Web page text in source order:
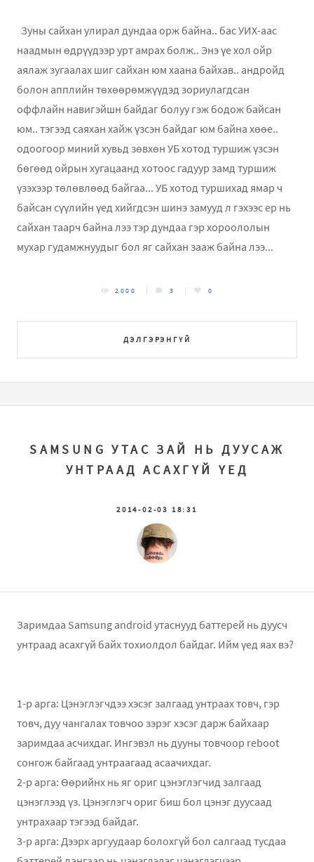
Зуны сайхан улирал дундаа орж байна.. бас УИХ-аас
наадмын өдрүүдээр урт амрах болж.. Энэ үе хол ойр
аялаж зугаалах шиг сайхан юм хаана байхав.. андройд
болон апплийн төхөөрөмжүүдэд зориулагдсан
оффлайн навигэйшн байдаг болуу гэж бодож байсан
юм.. тэгээд саяхан хайж үзсэн байдаг юм байна хөөе..
одоогоор миний хувьд зөвхөн УБ хотод туршиж үзсэн
бөгөөд ойрын хугацаанд хотоос гадуур замд туршиж
үзэхээр төлөвлөөд байгаа... УБ хотод туршихад ямар ч
байсан сүүлийн үед хийгдсэн шинэ замууд л гэхээс ер нь
сайхан таарч байна лээ тэр дундаа гэр хороололын
мухар гудамжнуудыг бол яг сайхан зааж байна лээ...
ДЭЛГЭРЭНГҮЙ
2000 3 0
SAMSUNG УТАС ЗАЙ НЬ ДУУСАЖ
УНТРААД АСАХГҮЙ ҮЕД
2014-02-03 18:31
Заримдаа Samsung android утаснууд баттерей нь дуусч
унтраад асахгүй байх тохиолдол байдаг. Ийм үед яах вэ?
1-р арга: Цэнэглэгчдээ хэсэг залгаад унтраах товч, гэр
товч, дуу чангалах товчоо зэрэг хэсэг дарж байхаар
заримдаа асчихдаг. Ингэвэл нь дууны товчоор reboot
сонгож байгаад унтраагаад асаачихдаг.
2-р арга: Өөрийнх нь яг ориг цэнэглэгчид залгаад
цэнэглээд үз. Цэнэглэгч ориг биш бол цэнэг дуусаад
унтрахаар тэгээд байдаг.
3-р арга: Дээрх аргуудаар болохгүй бол салгаад тусдаа